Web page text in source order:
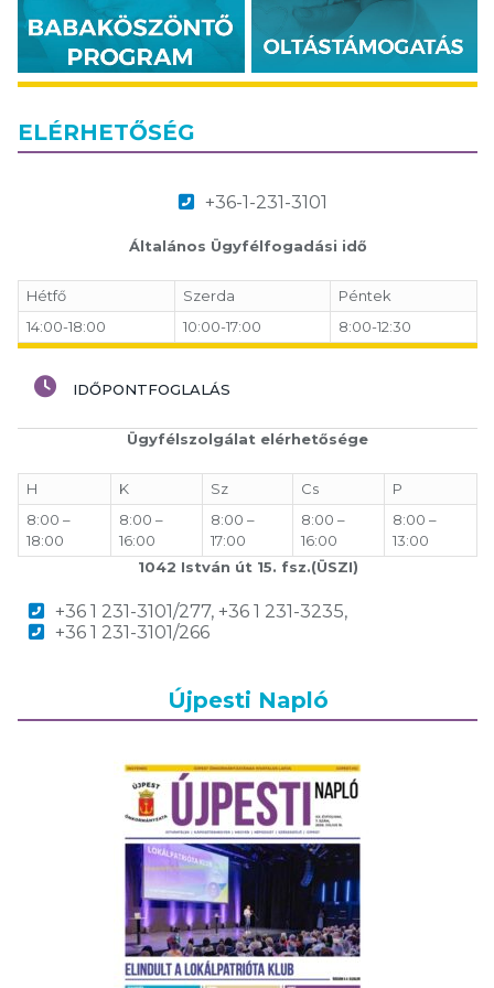
ELÉRHETŐSÉG
+36-1-231-3101
Általános Ügyfélfogadási idő
Hétfő Szerda
Péntek
14:00-18:00
10:00-17:00 8:00-12:30
IDŐPONTFOGLALÁS
Ügyfélszolgálat elérhetősége
H K Sz Cs
P
8:00 –
18:00
8:00 –
16:00
8:00 –
17:00
8:00 –
16:00
8:00 –
13:00
1042 István út 15. fsz.(ÜSZI)
+36 1 231-3101/277, +36 1 231-3235,
+36 1 231-3101/266
Újpesti Napló